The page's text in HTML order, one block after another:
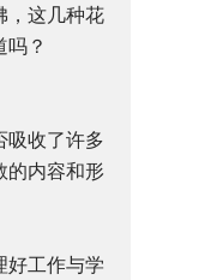
，这几种花
吗？
吸收了许多
的内容和形
好工作与学